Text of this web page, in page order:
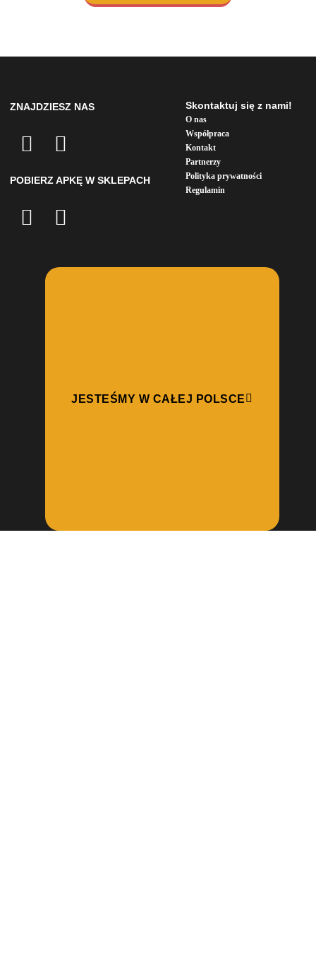
ZNAJDZIESZ NAS
POBIERZ APKĘ W SKLEPACH
JESTEŚMY W CAŁEJ POLSCE
Skontaktuj się z nami!
O nas
Współpraca
Kontakt
Partnerzy
Polityka prywatności
Regulamin